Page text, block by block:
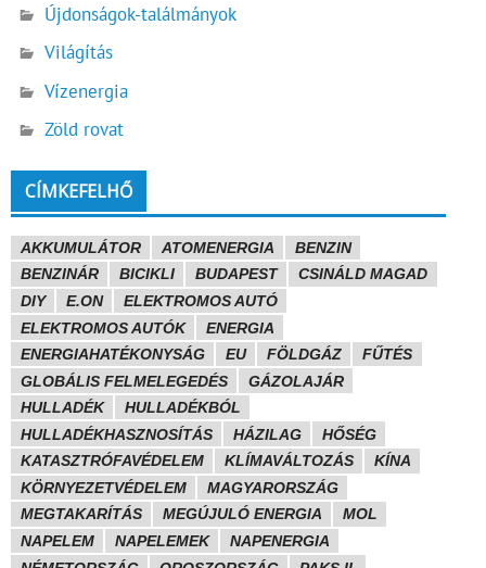
Újdonságok-találmányok
Világítás
Vízenergia
Zöld rovat
CÍMKEFELHŐ
AKKUMULÁTOR ATOMENERGIA
BENZIN
BENZINÁR
BICIKLI BUDAPEST
CSINÁLD MAGAD
DIY
E.ON
ELEKTROMOS AUTÓ
ELEKTROMOS AUTÓK
ENERGIA
ENERGIAHATÉKONYSÁG
EU FÖLDGÁZ
FŰTÉS
GLOBÁLIS FELMELEGEDÉS
GÁZOLAJÁR
HULLADÉK
HULLADÉKBÓL
HULLADÉKHASZNOSÍTÁS
HÁZILAG
HŐSÉG
KATASZTRÓFAVÉDELEM
KLÍMAVÁLTOZÁS
KÍNA
KÖRNYEZETVÉDELEM
MAGYARORSZÁG
MEGTAKARÍTÁS
MEGÚJULÓ ENERGIA
MOL
NAPELEM
NAPELEMEK
NAPENERGIA